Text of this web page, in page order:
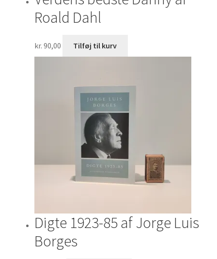
Roald Dahl
kr. 90,00 Tilføj til kurv
Digte 1923-85 af Jorge Luis
Borges